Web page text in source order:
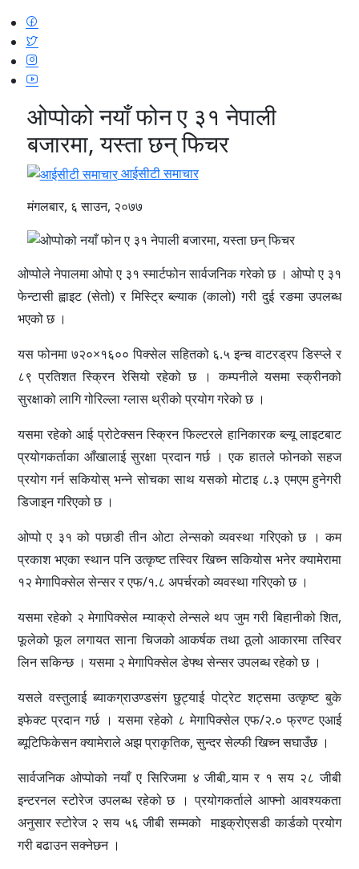
ओप्पोको नयाँ फोन ए ३१ नेपाली
बजारमा, यस्ता छन् फिचर
आईसीटी समाचार
मंगलबार, ६ साउन, २०७७
ओप्पोले नेपालमा ओपो ए ३१ स्मार्टफोन सार्वजनिक गरेको छ । ओप्पो ए ३१
फेन्टासी ह्वाइट (सेतो) र मिस्ट्रि ब्ल्याक (कालो) गरी दुई रङमा उपलब्ध
भएको छ ।
यस फोनमा ७२०×१६०० पिक्सेल सहितको ६.५ इन्च वाटरड्रप डिस्प्ले र
८९ प्रतिशत स्क्रिन रेसियो रहेको छ । कम्पनीले यसमा स्क्रीनको
सुरक्षाको लागि गोरिल्ला ग्लास थ्रीको प्रयोग गरेको छ ।
यसमा रहेको आई प्रोटेक्सन स्क्रिन फिल्टरले हानिकारक ब्ल्यू लाइटबाट
प्रयोगकर्ताका आँखालाई सुरक्षा प्रदान गर्छ । एक हातले फोनको सहज
प्रयोग गर्न सकियोस् भन्ने सोचका साथ यसको मोटाइ ८.३ एमएम हुनेगरी
डिजाइन गरिएको छ ।
ओप्पो ए ३१ को पछाडी तीन ओटा लेन्सको व्यवस्था गरिएको छ । कम
प्रकाश भएका स्थान पनि उत्कृष्ट तस्विर खिच्न सकियोस भनेर क्यामेरामा
१२ मेगापिक्सेल सेन्सर र एफ/१.८ अपर्चरको व्यवस्था गरिएको छ ।
यसमा रहेको २ मेगापिक्सेल म्याक्रो लेन्सले थप जुम गरी बिहानीको शित,
फूलेको फूल लगायत साना चिजको आकर्षक तथा ठूलो आकारमा तस्विर
लिन सकिन्छ । यसमा २ मेगापिक्सेल डेफ्थ सेन्सर उपलब्ध रहेको छ ।
यसले वस्तुलाई ब्याकग्राउण्डसंग छुट्याई पोट्रेट शट्समा उत्कृष्ट बुके
इफेक्ट प्रदान गर्छ । यसमा रहेको ८ मेगापिक्सेल एफ/२.० फ्रण्ट एआई
ब्यूटिफिकेसन क्यामेराले अझ प्राकृतिक, सुन्दर सेल्फी खिच्न सघाउँछ ।
सार्वजनिक ओप्पोको नयाँ ए सिरिजमा ४ जीबी र्‍याम र १ सय २८ जीबी
इन्टरनल स्टोरेज उपलब्ध रहेको छ । प्रयोगकर्ताले आफ्नो आवश्यकता
अनुसार स्टोरेज २ सय ५६ जीबी सम्मको माइक्रोएसडी कार्डको प्रयोग
गरी बढाउन सक्नेछन ।